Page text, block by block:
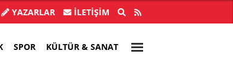
İlksen Özalper tutuklandı
YAZARLAR İLETIŞIM
SPOR KÜLTÜR & SANAT